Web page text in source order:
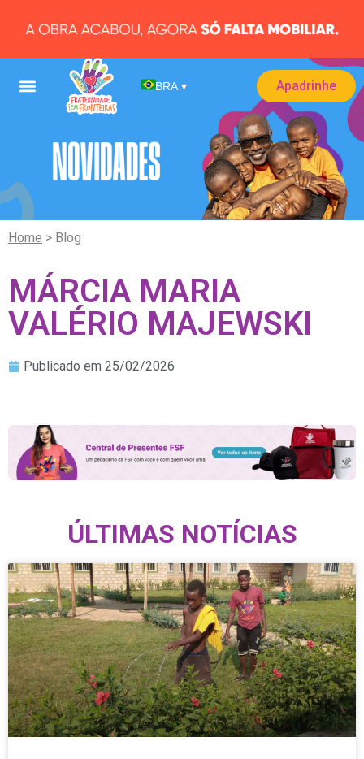
BRA ▾ Apadrinhe
Home > Blog
MÁRCIA MARIA
VALÉRIO MAJEWSKI
Publicado em 25/02/2026
ÚLTIMAS NOTÍCIAS